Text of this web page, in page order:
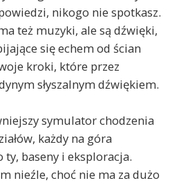
nikogo nie spotkasz.
też muzyki, ale są dźwięki,
się echem od ścian
kroki, które przez
słyszalnym dźwiękiem.
symulator chodzenia
każdy na góra
baseny i eksploracja.
nieźle, choć nie ma za dużo